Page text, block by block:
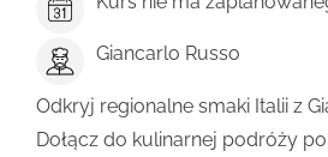
Odkryj regionalne smaki Italii z
Dołącz do kulinarnej podróży
Giancarlo Russo